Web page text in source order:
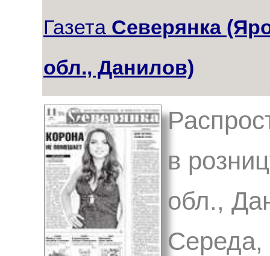
Газета Северянка
обл., Данилов)
в
обл.,
Середа,